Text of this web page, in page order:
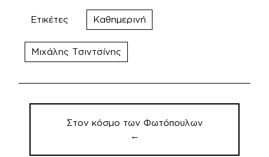
Ετικέτες Καθημερινή
Μιχάλης Τσιντσίνης
Πλοήγηση
άρθρωνΣτον κόσμο των Φωτόπουλων
←